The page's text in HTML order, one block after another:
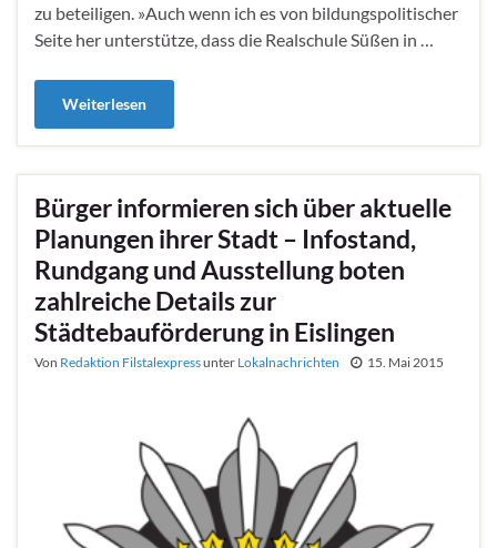
zu beteiligen. »Auch wenn ich es von bildungspolitischer
Seite her unterstütze, dass die Realschule Süßen in …
Weiterlesen
Bürger informieren sich über aktuelle
Planungen ihrer Stadt – Infostand,
Rundgang und Ausstellung boten
zahlreiche Details zur
Städtebauförderung in Eislingen
Von Redaktion Filstalexpressunter Lokalnachrichten 15. Mai 2015